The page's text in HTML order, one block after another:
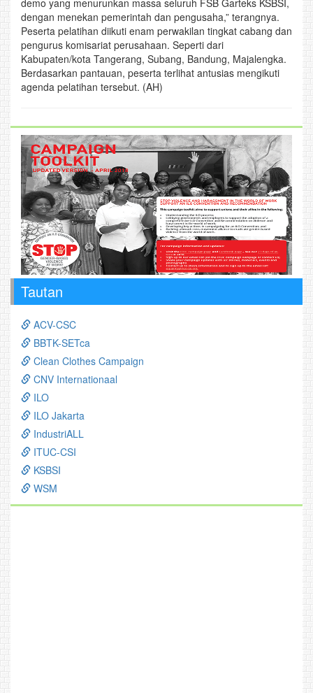
dengan menekan pemerintah dan pengusaha,” terangnya.
Peserta pelatihan diikuti enam perwakilan tingkat cabang dan
pengurus komisariat perusahaan. Seperti dari
Kabupaten/kota Tangerang, Subang, Bandung, Majalengka.
Berdasarkan pantauan, peserta terlihat antusias mengikuti
agenda pelatihan tersebut. (AH)
Tautan
ACV-CSC
BBTK-SETca
Clean Clothes Campaign
CNV Internationaal
ILO
ILO Jakarta
IndustriALL
ITUC-CSI
KSBSI
WSM